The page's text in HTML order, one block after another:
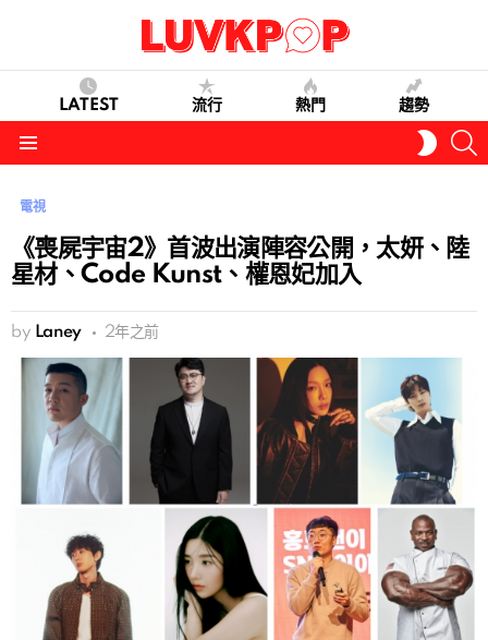
LATEST 流行 熱門 趨勢
SKIN
電視
《喪屍宇宙2》首波出演陣容公開，太妍、陸
星材、Code Kunst、權恩妃加入
by Laney 2年之前